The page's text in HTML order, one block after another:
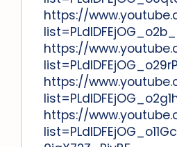
https://
https://
https://
https://